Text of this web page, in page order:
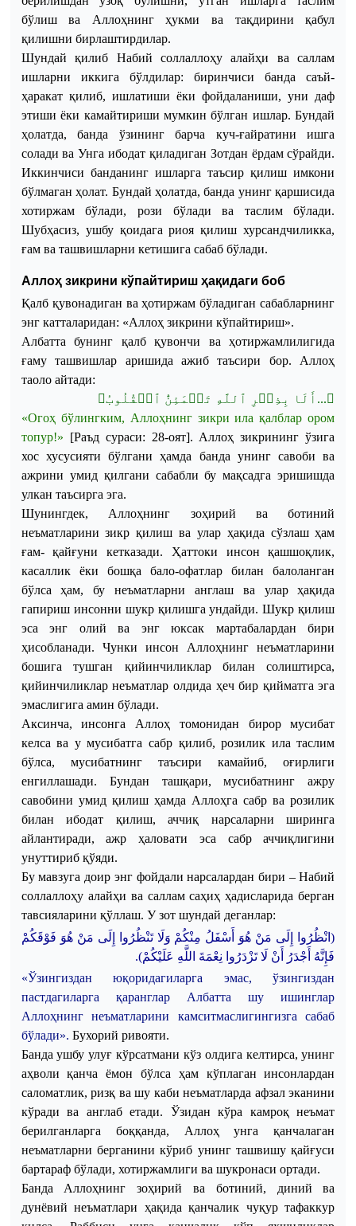
бўлиш ва Аллоҳнинг ҳукми ва тақдирини қабул
қилишни бирлаштирдилар.
Шундай қилиб Набий соллаллоҳу алайҳи ва саллам
ишларни иккига бўлдилар: биринчиси банда саъй-
ҳаракат қилиб, ишлатиши ёки фойдаланиши, уни даф
этиши ёки камайтириши мумкин бўлган ишлар. Бундай
ҳолатда, банда ўзининг барча куч-ғайратини ишга
солади ва Унга ибодат қиладиган Зотдан ёрдам сўрайди.
Иккинчиси банданинг ишларга таъсир қилиш имкони
бўлмаган ҳолат. Бундай ҳолатда, банда унинг қаршисида
хотиржам бўлади, рози бўлади ва таслим бўлади.
Шубҳасиз, ушбу қоидага риоя қилиш хурсандчиликка,
ғам ва ташвишларни кетишига сабаб бўлади.
Аллоҳ зикрини кўпайтириш ҳақидаги боб
Қалб қувонадиган ва ҳотиржам бўладиган сабабларнинг
энг катталаридан: «Аллоҳ зикрини кўпайтириш».
Албатта бунинг қалб қувончи ва ҳотиржамлилигида
ғаму ташвишлар аришида ажиб таъсири бор. Аллоҳ
таоло айтади:
﴿... أَلَا بِذِكۡرِ ٱللَّهِ تَطۡمَئِنُّ ٱلۡقُلُوبُ﴾
«Огоҳ бўлингким, Аллоҳнинг зикри ила қалблар ором
топур!» [Раъд сураси: 28-оят]. Аллоҳ зикрининг ўзига
хос хусусияти бўлгани ҳамда банда унинг савоби
ва
ажрини умид қилгани сабабли бу мақсадга эришишда
улкан таъсирга эга.
Шунингдек, Аллоҳнинг зоҳирий ва
ботиний
неъматларини зикр қилиш ва улар ҳақида сўзлаш ҳам
ғам-қайғуни кетказади. Ҳаттоки инсон қашшоқлик,
касаллик
ёки бошқа бало-офатлар билан
балоланган
бўлса
ҳам,бу неъматларни англаш ва улар
ҳақида
гапириш инсонни шукр қилишга ундайди.Шукр қилиш
эса энг олий ва энг юксак мартабалардан бири
ҳисобланади. Чунки инсон Аллоҳнинг неъматларини
бошига тушган қийинчиликлар билан солиштирса,
қийинчиликлар неъматлар олдида ҳеч бир қийматга эга
эмаслигига амин бўлади.
Аксинча, инсонга Аллоҳ томонидан бирор мусибат
келса ва у мусибатга сабр қилиб, розилик ила таслим
бўлса, мусибатнинг таъсири камайиб, оғирлиги
енгиллашади. Бундан ташқари, мусибатнинг ажру
савобини умид қилиш ҳамда Аллоҳга сабр ва розилик
билан ибодат қилиш, аччиқ нарсаларни ширинга
айлантиради, ажр ҳаловати эса сабр аччиқлигини
унуттириб қўяди.
Бу мавзуга доир энг фойдали нарсалардан бири – Набий
соллаллоҳу алайҳи ва саллам саҳиҳ ҳадисларида берган
тавсияларини қўллаш. Узот шундай деганлар:
(انْظُرُوا إِلَى مَن هُوَ أَسْفَلُ مِنْكُمْ وَلَا تَنْظُرُوا إِلَى مَن هُوَ فَوْقَكُمْ
فَإِنَّهُ أَجْدَرُ أَنْ لَا تَزْدَرُوا نِعْمَةَ اللَّهِ عَلَيْكُمْ).
«Ўзингиздан юқоридагиларга эмас,ўзингиздан
пастдагиларга
қаранглар Албатта шу
ишинглар
Аллоҳнинг
неъматларини камситмаслигингизга
сабаб
бўлади». Бухорий ривояти.
Банда ушбу улуғ кўрсатмани кўз олдига келтирса,унинг
аҳволи
қанча ёмон бўлса ҳам кўплаган
инсонлардан
саломатлик,ризқ ва шу каби неъматларда афзал эканини
кўради ва англаб етади. Ўзидан кўра камроқ неъмат
берилганларга
боққанда, Аллоҳ унга
қанчалаган
неъматларни берганини кўриб унинг ташвишу қайғуси
бартараф бўлади, хотиржамлиги ва шукронаси ортади.
Банда
Аллоҳнинг зоҳирий ва ботиний, диний
ва
дунёвий неъматлари ҳақида қанчалик чуқур тафаккур